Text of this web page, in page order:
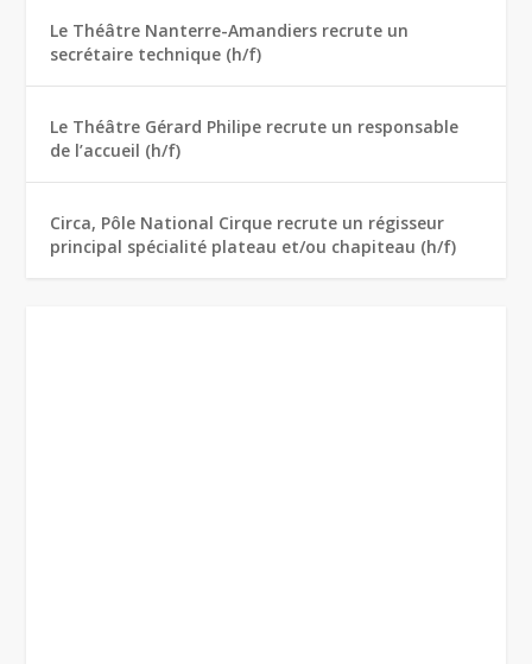
Le Théâtre Nanterre-Amandiers recrute un
secrétaire technique (h/f)
Le Théâtre Gérard Philipe recrute un responsable
de l’accueil (h/f)
Circa, Pôle National Cirque recrute un régisseur
principal spécialité plateau et/ou chapiteau (h/f)